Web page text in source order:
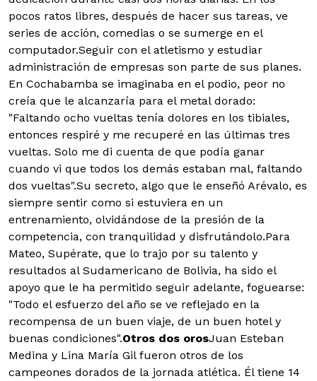
pocos ratos libres, después de hacer sus tareas, ve
series de acción, comedias o se sumerge en el
computador.Seguir con el atletismo y estudiar
administración de empresas son parte de sus planes.
En Cochabamba se imaginaba en el podio, peor no
creía que le alcanzaría para el metal dorado:
"Faltando ocho vueltas tenía dolores en los tibiales,
entonces respiré y me recuperé en las últimas tres
vueltas. Solo me di cuenta de que podía ganar
cuando vi que todos los demás estaban mal, faltando
dos vueltas".Su secreto, algo que le enseñó Arévalo, es
siempre sentir como si estuviera en un
entrenamiento, olvidándose de la presión de la
competencia, con tranquilidad y disfrutándolo.Para
Mateo, Supérate, que lo trajo por su talento y
resultados al Sudamericano de Bolivia, ha sido el
apoyo que le ha permitido seguir adelante, foguearse:
"Todo el esfuerzo del año se ve reflejado en la
recompensa de un buen viaje, de un buen hotel y
buenas condiciones".Otros dos orosJuan Esteban
Medina y Lina María Gil fueron otros de los
campeones dorados de la jornada atlética. Él tiene 14